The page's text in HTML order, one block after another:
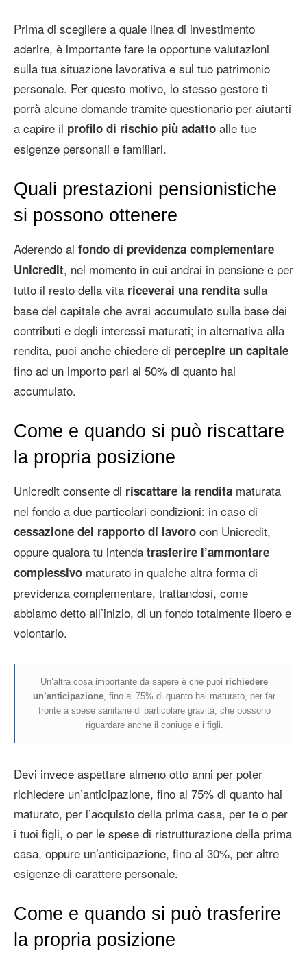
Prima di scegliere a quale linea di investimento
aderire, è importante fare le opportune valutazioni
sulla tua situazione lavorativa e sul tuo patrimonio
personale. Per questo motivo, lo stesso gestore ti
porrà alcune domande tramite questionario per aiutarti
a capire il profilo di rischio più adatto alle tue
esigenze personali e familiari.
Quali prestazioni pensionistiche
si possono ottenere
Aderendo al fondo di previdenza complementare
Unicredit, nel momento in cui andrai in pensione e per
tutto il resto della vita riceverai una rendita sulla
base del capitale che avrai accumulato sulla base dei
contributi e degli interessi maturati; in alternativa alla
rendita, puoi anche chiedere di percepire un capitale
fino ad un importo pari al 50% di quanto hai
accumulato.
Come e quando si può riscattare
la propria posizione
Unicredit consente di riscattare la rendita maturata
nel fondo a due particolari condizioni: in caso di
cessazione del rapporto di lavoro con Unicredit,
oppure qualora tu intenda trasferire l’ammontare
complessivo maturato in qualche altra forma di
previdenza complementare, trattandosi, come
abbiamo detto all’inizio, di un fondo totalmente libero e
volontario.
Un’altra cosa importante da sapere è che puoi richiedere
un’anticipazione , fino al 75% di quanto hai maturato, per far
fronte a spese sanitarie di particolare gravità, che possono
riguardare anche il coniuge e i figli.
Devi invece aspettare almeno otto anni per poter
richiedere un’anticipazione, fino al 75% di quanto hai
maturato, per l’acquisto della prima casa, per te o per
i tuoi figli, o per le spese di ristrutturazione della prima
casa, oppure un’anticipazione, fino al 30%, per altre
esigenze di carattere personale.
Come e quando si può trasferire
la propria posizione